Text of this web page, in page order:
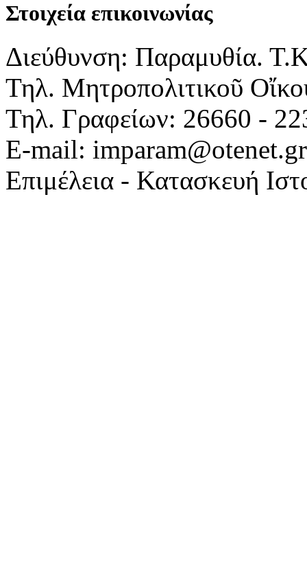
Στοιχεία επικοινωνίας
Διεύθυνση: Παραμυθία.
Τηλ. Μητροπολιτικοῦ
Τηλ. Γραφείων: 26660 -
E-mail: imparam@otenet.gr
Επιμέλεια - Κατασκευή